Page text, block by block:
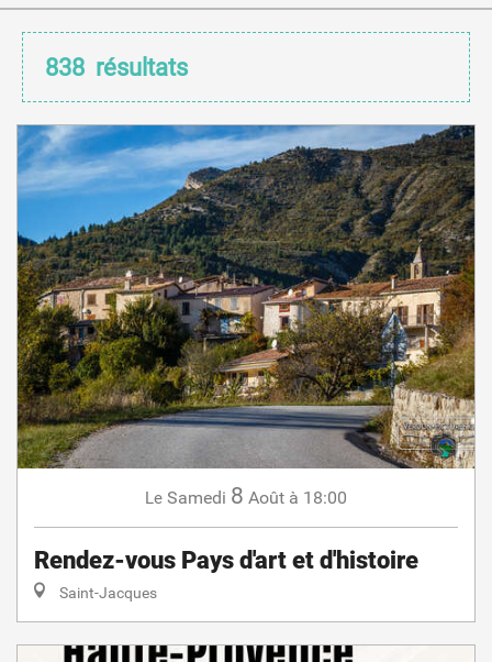
838 résultats
Le Samedi 8 Août à 18:00
Rendez-vous Pays d'art et d'histoire
Saint-Jacques